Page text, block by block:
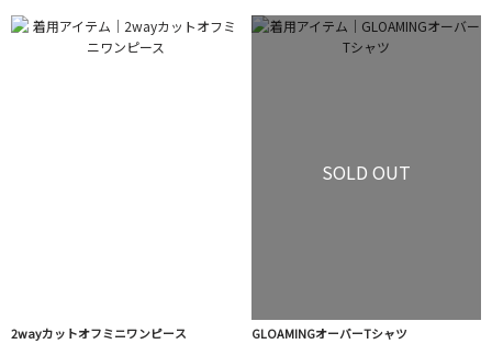
2wayカットオフミニワンピース
SOLD OUT
GLOAMINGオーバーTシャツ